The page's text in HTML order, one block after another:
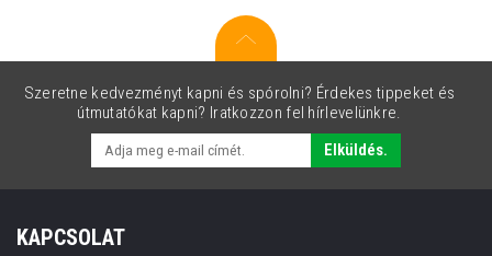
Szeretne kedvezményt kapni és spórolni? Érdekes tippeket és
útmutatókat kapni? Iratkozzon fel hírlevelünkre.
Elküldés.
KAPCSOLAT